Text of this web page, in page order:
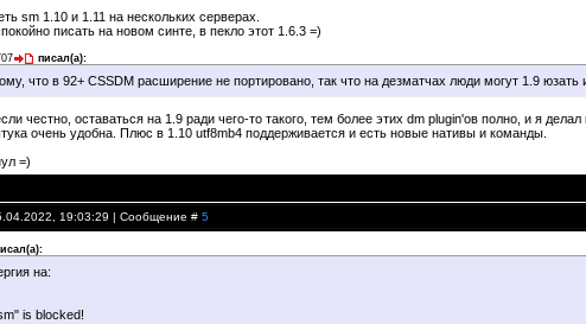
sm 1.10 и 1.11 на нескольких серверах.
писать на новом синте, в пекло этот 1.6.3 =)
писал(а):
что в 92+ CSSDM расширение не портировано, так что на дезматчах люди могут 1.9 юзать
честно, оставаться на 1.9 ради чего-то такого, тем более этих dm plugin'ов полно, и я
очень удобна. Плюс в 1.10 utf8mb4 поддерживается и есть новые нативы и команды.
=)
19:03:29 | Сообщение # 5
на:
is blocked!